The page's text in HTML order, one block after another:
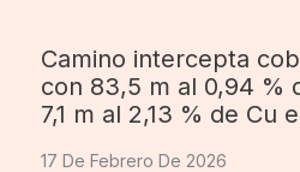
Camino intercepta
con 83,5 m al 0,94 %
7,1 m al 2,13 % de Cu
17 De Febrero De 2026